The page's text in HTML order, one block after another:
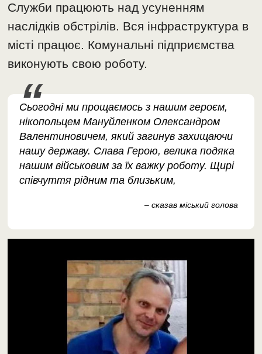
Служби працюють над усуненням
наслідків обстрілів. Вся інфраструктура в
місті працює. Комунальні підприємства
виконують свою роботу.
Сьогодні ми прощаємось з нашим героєм,
нікопольцем Мануйленком Олександром
Валентиновичем, який загинув захищаючи
нашу державу. Слава Герою, велика подяка
нашим військовим за їх важку роботу. Щирі
співчуття рідним та близьким,
– сказав міський голова